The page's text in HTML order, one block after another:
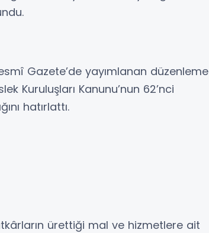
Gazete’de yayımlanan düzenleme
Kuruluşları Kanunu’nun 62’nci
hatırlattı.
ürettiği mal ve hizmetlere ait